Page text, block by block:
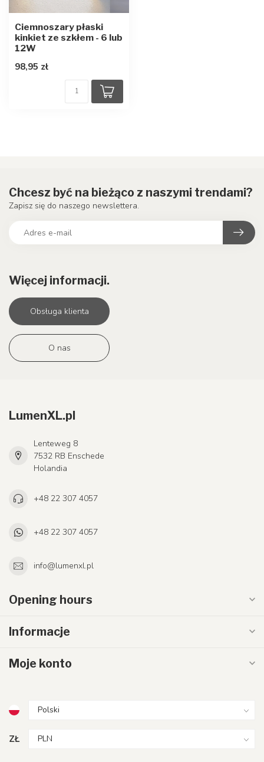
Ciemnoszary płaski
kinkiet ze szkłem - 6 lub
12W
98,95 zł
Więcej informacji.
Obsługa klienta
O nas
Chcesz być na bieżąco z naszymi trendami?
Zapisz się do naszego newslettera.
LumenXL.pl
Lenteweg 8
7532 RB Enschede
Holandia
+48 22 307 4057
+48 22 307 4057
info@lumenxl.pl
Opening hours
Informacje
Moje konto
ZŁ